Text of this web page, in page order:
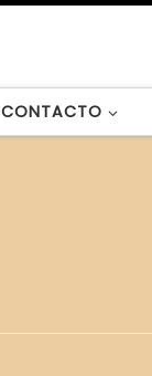
CONTACTO